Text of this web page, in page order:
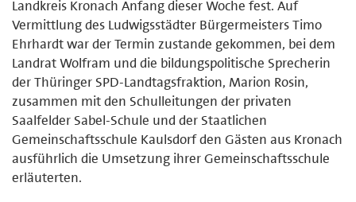
Landkreis Kronach Anfang dieser Woche fest. Auf
Vermittlung des Ludwigsstädter Bürgermeisters Timo
Ehrhardt war der Termin zustande gekommen, bei dem
Landrat Wolfram und die bildungspolitische Sprecherin
der Thüringer SPD-Landtagsfraktion, Marion Rosin,
zusammen mit den Schulleitungen der privaten
Saalfelder Sabel-Schule und der Staatlichen
Gemeinschaftsschule Kaulsdorf den Gästen aus Kronach
ausführlich die Umsetzung ihrer Gemeinschaftsschule
erläuterten.